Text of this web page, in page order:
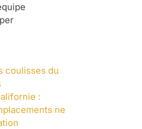
coulisses du
:
ne